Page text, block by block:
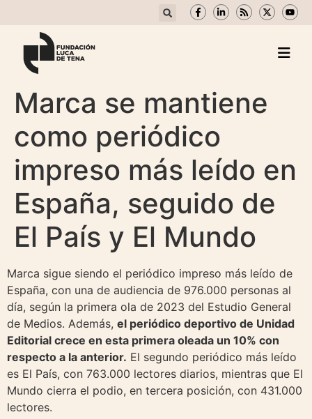
Marca se mantiene
como periódico
impreso más leído en
España, seguido de
El País y El Mundo
Marca sigue siendo el periódico impreso más leído de
España, con una de audiencia de 976.000 personas al
día, según la primera ola de 2023 del Estudio General
de Medios. Además, el periódico deportivo de Unidad
Editorial crece en esta primera oleada un 10% con
respecto a la anterior. El segundo periódico más leído
es El País, con 763.000 lectores diarios, mientras que El
Mundo cierra el podio, en tercera posición, con 431.000
lectores.